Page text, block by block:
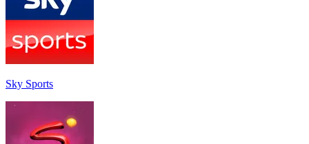
Sky Sports